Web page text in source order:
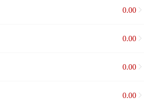
0.00
0.00
0.00
0.00